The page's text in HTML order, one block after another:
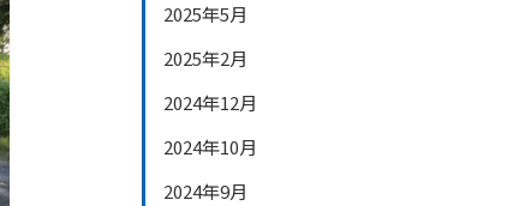
2025年5月
2025年2月
2024年12月
2024年10月
2024年9月